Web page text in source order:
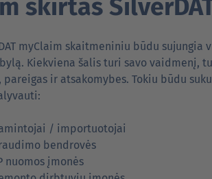
skirtas
myClaim skaitmeniniu būdu sujungia
Kiekviena šalis turi savo vaidmenį,
pareigas ir atsakomybes. Tokiu būdu
/ importuotojai
bendrovės
nuomos įmonės